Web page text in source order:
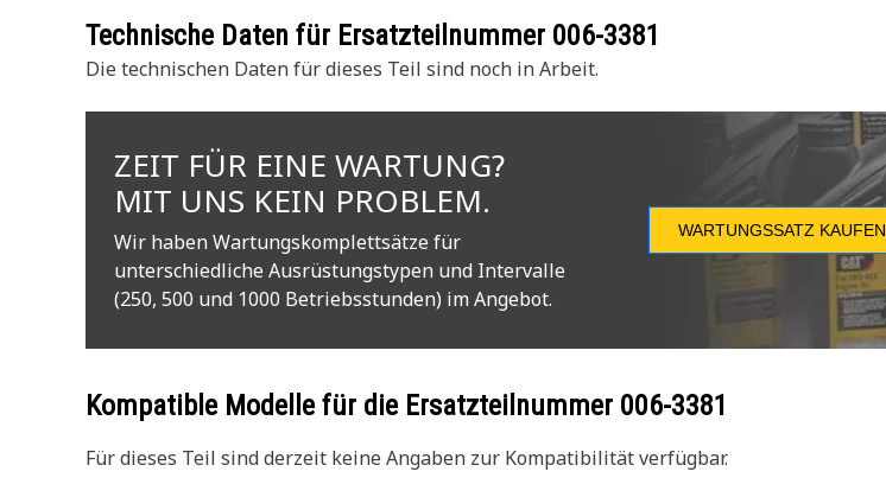
Technische Daten für Ersatzteilnummer 006-3381
Die technischen Daten für dieses Teil sind noch in Arbeit.
ZEIT FÜR EINE WARTUNG?
MIT UNS KEIN PROBLEM.
Wir haben Wartungskomplettsätze für
unterschiedliche Ausrüstungstypen und Intervalle
(250, 500 und 1000 Betriebsstunden) im Angebot.
WARTUNGSSATZ KAUFEN
Kompatible Modelle für die Ersatzteilnummer 006-3381
Für dieses Teil sind derzeit keine Angaben zur Kompatibilität verfügbar.